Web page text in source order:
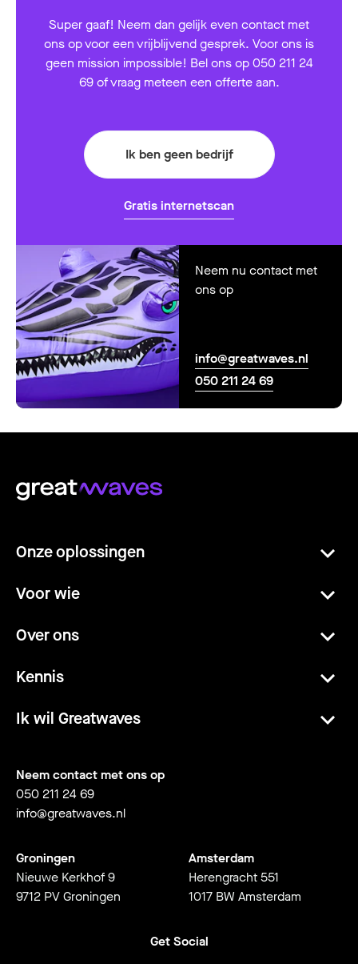
Super gaaf! Neem dan gelijk even contact met
ons op voor een vrijblijvend gesprek. Voor ons is
geen mission impossible! Bel ons op 050 211 24
69 of vraag meteen een offerte aan.
Ik ben geen bedrijf
Gratis internetscan
Neem nu contact met
ons op
info@greatwaves.nl
050 211 24 69
Onze oplossingen
Voor wie
Over ons
Kennis
Ik wil Greatwaves
Neem contact met ons op
050 211 24 69
info@greatwaves.nl
Groningen
Nieuwe Kerkhof 9
9712 PV Groningen
Amsterdam
Herengracht 551
1017 BW Amsterdam
Get Social